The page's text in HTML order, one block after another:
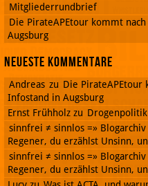
Mitgliederrundbrief
Die PirateAPEtour kommt
Augsburg
Neueste Kommentare
Andreas zu Die PirateAPEtour
Infostand in Augsburg
Ernst Frühholz zu
sinnfrei ≠ sinnlos =»
Regener, du erzählst Unsinn,
sinnfrei ≠ sinnlos =»
Regener, du erzählst Unsinn,